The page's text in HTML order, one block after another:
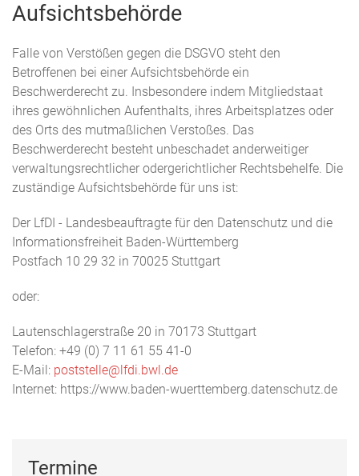
Aufsichtsbehörde
Falle von Verstößen gegen die DSGVO steht den
Betroffenen bei einer Aufsichtsbehörde ein
Beschwerderecht zu. Insbesondere indem Mitgliedstaat
ihres gewöhnlichen Aufenthalts, ihres Arbeitsplatzes oder
des Orts des mutmaßlichen Verstoßes. Das
Beschwerderecht besteht unbeschadet anderweitiger
verwaltungsrechtlicher odergerichtlicher Rechtsbehelfe. Die
zuständige Aufsichtsbehörde für uns ist:
Der LfDI - Landesbeauftragte für den Datenschutz und die
Informationsfreiheit Baden-Württemberg
Postfach 10 29 32 in 70025 Stuttgart
oder:
Lautenschlagerstraße 20 in 70173 Stuttgart
Telefon: +49 (0) 7 11 61 55 41-0
E-Mail: poststelle@lfdi.bwl.de
Internet: https://www.baden-wuerttemberg.datenschutz.de
Termine